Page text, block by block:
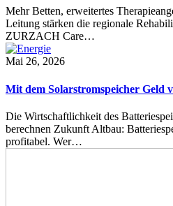
Mehr Betten, erweitertes
Leitung stärken die regionale
ZURZACH Care…
Mai 26, 2026
Mit dem Solarstromspeicher Geld
Die Wirtschaftlichkeit des
berechnen Zukunft Altbau:
profitabel. Wer…